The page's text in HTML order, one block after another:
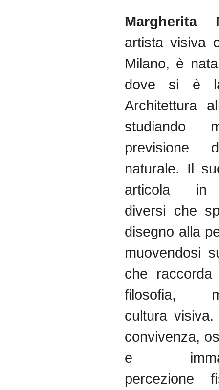
Margherita
artista visiva
Milano, è
dove si è
Architettura
studiando
previsione
naturale. Il
articola in
diversi che
disegno alla
muovendosi
che raccorda
filosofia,
cultura
convivenza,
e
percezione